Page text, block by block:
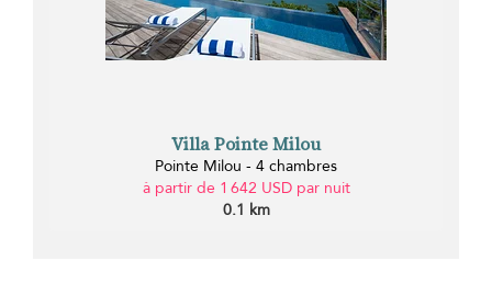
Villa Pointe Milou
Pointe Milou - 4 chambres
à partir de 1 642 USD par nuit
0.1 km